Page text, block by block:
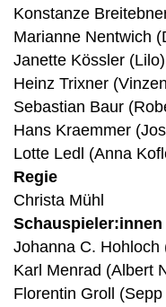
Konstanze
Marianne Nentwich
Janette Kössler (Lilo)
Heinz Trixner
Sebastian Baur
Hans Kraemmer
Lotte Ledl (Anna
Regie
Christa Mühl
Schauspieler:innen
Johanna C. Hohloch
Karl Menrad (Albert
Florentin Groll